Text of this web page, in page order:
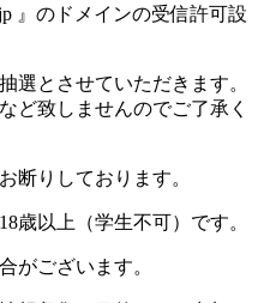
』のドメインの受信許可設
選とさせていただきます。
ど致しませんのでご了承く
断りしております。
歳以上（学生不可）です。
がございます。